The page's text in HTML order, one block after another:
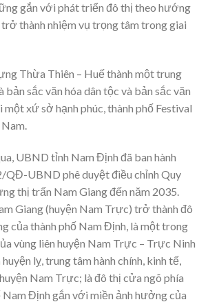
gắn với phát triển đô thị theo hướng
trở thành nhiệm vụ trọng tâm trong giai
Thừa Thiên – Huế thành một trung
bản sắc văn hóa dân tộc và bản sắc văn
xứ sở hạnh phúc, thành phố Festival
UBND tỉnh Nam Định đã ban hành
QĐ-UBND phê duyệt điều chỉnh Quy
thị trấn Nam Giang đến năm 2035.
Giang (huyện Nam Trực) trở thành đô
của thành phố Nam Định, là một trong
vùng liên huyện Nam Trực – Trực Ninh
lỵ, trung tâm hành chính, kinh tế,
Nam Trực; là đô thị cửa ngõ phía
Nam Định gắn với miền ảnh hưởng của